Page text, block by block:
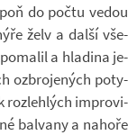
do počtu vedou
želv a další vše­
a hla­dina je­
oz­bro­je­ných po­ty­
roz­leh­lých im­pro­vi­
bal­vany a na­hoře